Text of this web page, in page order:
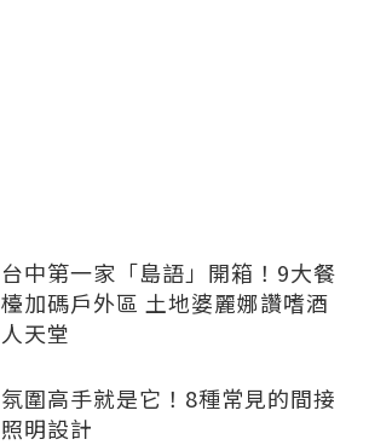
台中第一家「島語」開箱！9大餐
檯加碼戶外區 土地婆麗娜讚嗜酒
人天堂
氛圍高手就是它！8種常見的間接
照明設計